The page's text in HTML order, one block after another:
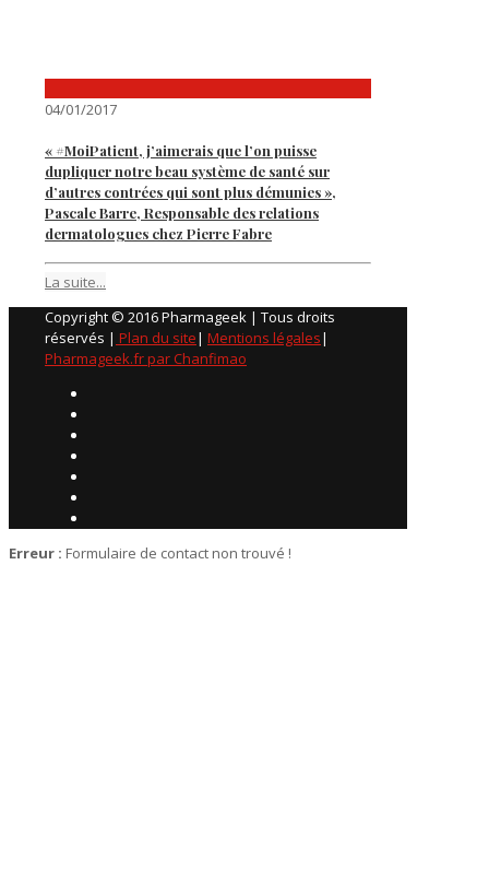
04/01/2017
« #MoiPatient, j’aimerais que l’on puisse
dupliquer notre beau système de santé sur
d’autres contrées qui sont plus démunies »,
Pascale Barre, Responsable des relations
dermatologues chez Pierre Fabre
La suite...
Copyright © 2016 Pharmageek | Tous droits
réservés | Plan du site| Mentions légales|
Pharmageek.fr par Chanfimao
Erreur : Formulaire de contact non trouvé !